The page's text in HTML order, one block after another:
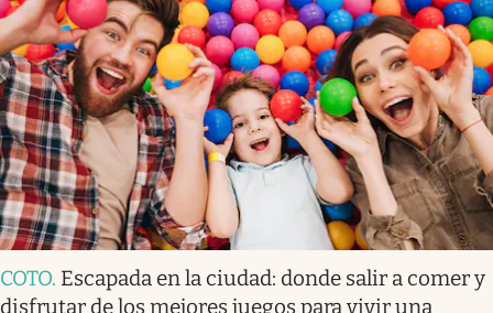
COTO. Escapada en la ciudad: donde salir a comer y
disfrutar de los mejores juegos para vivir una